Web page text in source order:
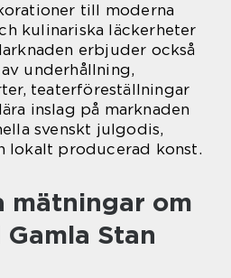
till moderna
kulinariska läckerheter
erbjuder också
underhållning,
teaterföreställningar
inslag på marknaden
svenskt julgodis,
lokalt producerad konst.
mätningar om
Stan